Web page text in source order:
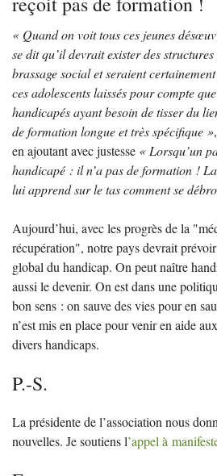
« Quand on voit tous ces jeunes
se dit qu’il devrait exister des
brassage social et seraient
ces adolescents laissés pour compte
handicapés ayant besoin de tisser du
de formation longue et très spécifique »
en ajoutant avec justesse « Lorsqu’un
handicapé : il n’a pas de formation !
lui apprend sur le tas comment se
Aujourd’hui, avec les progrès de la
récupération", notre pays devrait
global du handicap. On peut naître
aussi le devenir. On est dans une
bon sens : on sauve des vies pour en
n’est mis en place pour venir en aide
divers handicaps.
P.-S.
La présidente de l’association nous
nouvelles. Je soutiens l’appel à